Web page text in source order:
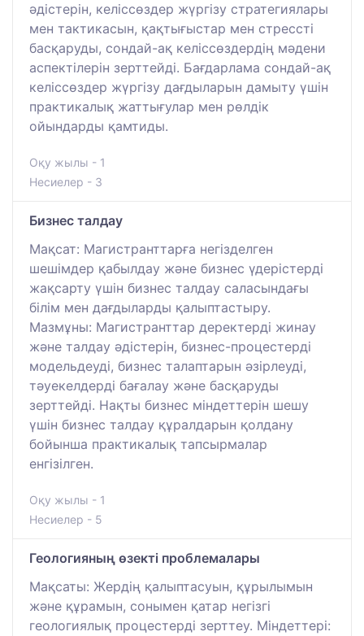
әдістерін, келіссөздер жүргізу стратегиялары
мен тактикасын, қақтығыстар мен стрессті
басқаруды, сондай-ақ келіссөздердің мәдени
аспектілерін зерттейді. Бағдарлама сондай-ақ
келіссөздер жүргізу дағдыларын дамыту үшін
практикалық жаттығулар мен рөлдік
ойындарды қамтиды.
Оқу жылы - 1
Несиелер - 3
Бизнес талдау
Мақсат: Магистранттарға негізделген
шешімдер қабылдау және бизнес үдерістерді
жақсарту үшін бизнес талдау саласындағы
білім мен дағдыларды қалыптастыру.
Мазмұны: Магистранттар деректерді жинау
және талдау әдістерін, бизнес-процестерді
модельдеуді, бизнес талаптарын әзірлеуді,
тәуекелдерді бағалау және басқаруды
зерттейді. Нақты бизнес міндеттерін шешу
үшін бизнес талдау құралдарын қолдану
бойынша практикалық тапсырмалар
енгізілген.
Оқу жылы - 1
Несиелер - 5
Геологияның өзекті проблемалары
Мақсаты: Жердің қалыптасуын, құрылымын
және құрамын, сонымен қатар негізгі
геологиялық процестерді зерттеу. Міндеттері: